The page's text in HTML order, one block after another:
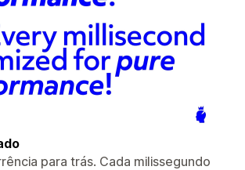
para trás. Cada milissegundo